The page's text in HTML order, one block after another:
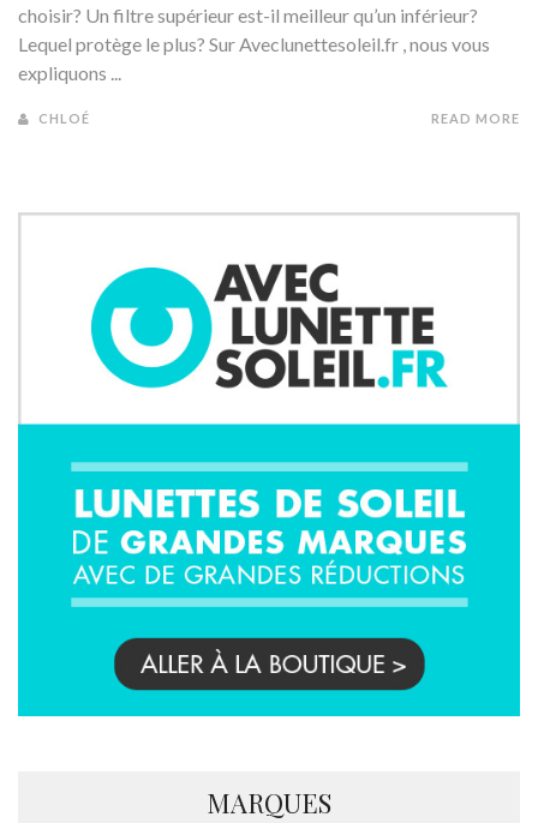
choisir? Un filtre supérieur est-il meilleur qu’un inférieur?
Lequel protège le plus? Sur Aveclunettesoleil.fr , nous vous
expliquons ...
CHLOÉ READ MORE
MARQUES